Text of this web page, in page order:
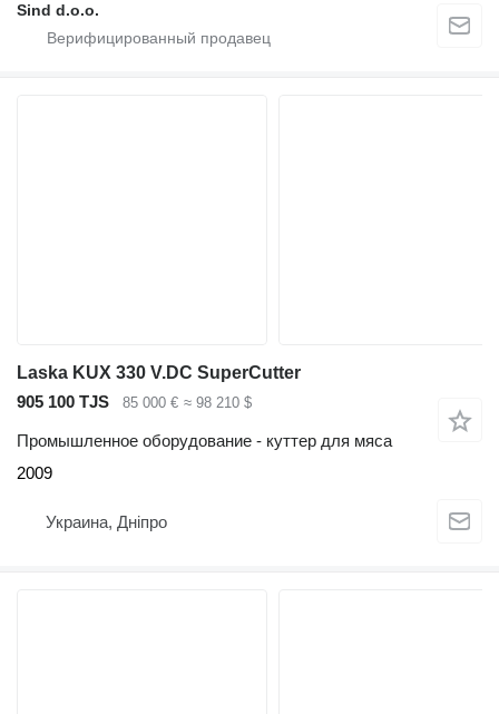
Sind d.o.o.
Laska KUX 330 V.DC SuperCutter
905 100 TJS
85 000 € ≈ 98 210 $
Промышленное оборудование - куттер для мяса
2009
Украина, Дніпро